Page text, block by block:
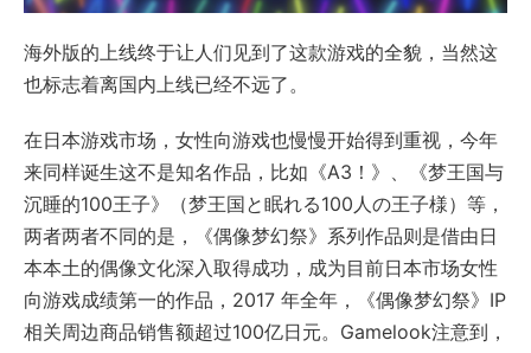
海外版的上线终于让人们见到了这款游戏的全貌，当然这
也标志着离国内上线已经不远了。
在日本游戏市场，女性向游戏也慢慢开始得到重视，今年
来同样诞生这不是知名作品，比如《A3！》、《梦王国与
沉睡的100王子》（梦王国と眠れる100人の王子様）等，
两者两者不同的是，《偶像梦幻祭》系列作品则是借由日
本本土的偶像文化深入取得成功，成为目前日本市场女性
向游戏成绩第一的作品，2017 年全年，《偶像梦幻祭》IP
相关周边商品销售额超过100亿日元。Gamelook注意到，